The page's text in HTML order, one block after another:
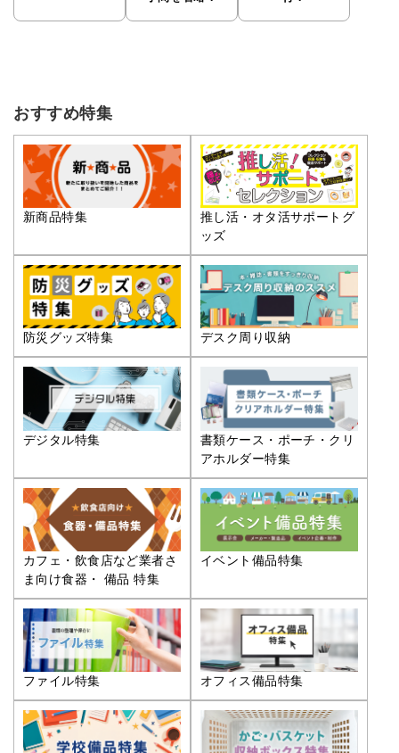
おすすめ特集
新商品特集
推し活・オタ活サポートグ
ッズ
防災グッズ特集 デスク周り収納
デジタル特集
書類ケース・ポーチ・クリ
アホルダー特集
カフェ・飲食店など業者さ
ま向け食器・ 備品 特集
イベント備品特集
ファイル特集 オフィス備品特集